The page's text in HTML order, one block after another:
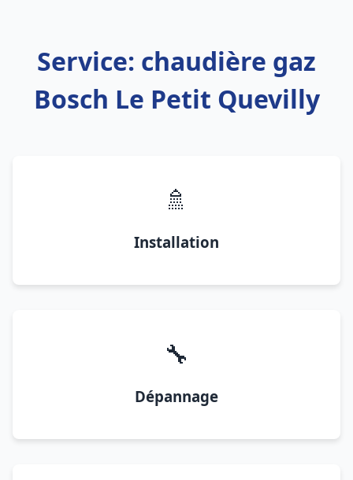
Service: chaudière gaz
Bosch Le Petit Quevilly
🚿
Installation
🔧
Dépannage